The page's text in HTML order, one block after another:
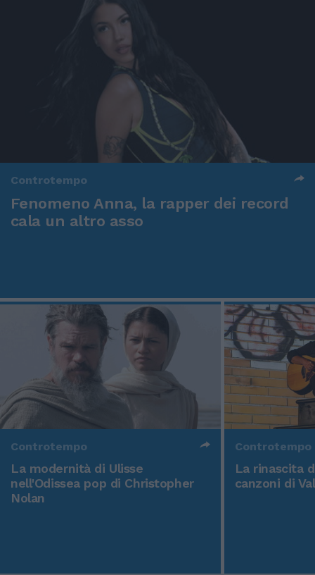
Controtempo
Fenomeno Anna, la rapper dei record
cala un altro asso
Controtempo
La modernità di Ulisse
nell'Odissea pop di Christopher
Nolan
Controtempo
La rinascita
canzoni di